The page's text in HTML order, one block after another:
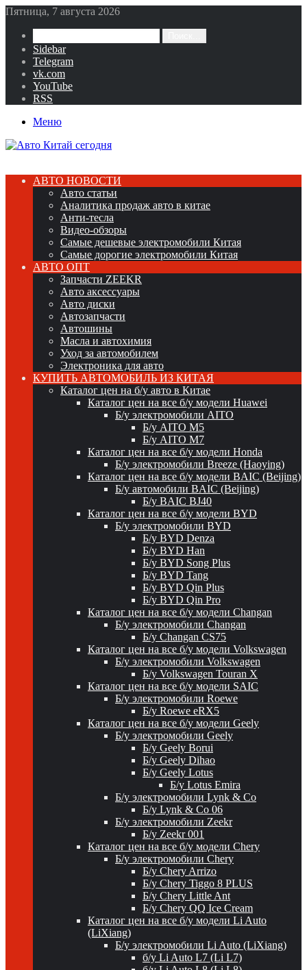
Пятница, 7 августа 2026
Sidebar
Telegram
vk.com
YouTube
RSS
Меню
АВТО НОВОСТИ
Авто статьи
Аналитика продаж авто в китае
Анти-тесла
Видео-обзоры
Самые дешевые электромобили Китая
Самые дорогие электромобили Китая
АВТО ОПТ
Запчасти ZEEKR
Авто аксессуары
Авто диски
Автозапчасти
Автошины
Масла и автохимия
Уход за автомобилем
Электроника для авто
КУПИТЬ АВТОМОБИЛЬ ИЗ КИТАЯ
Каталог цен на б/у авто в Китае
Каталог цен на все б/у модели Huawei
Б/у электромобили AITO
Б/у AITO M5
Б/у AITO M7
Каталог цен на все б/у модели Honda
Б/у электромобили Breeze (Haoying)
Каталог цен на все б/у модели BAIC (Beijing)
Б/у автомобили BAIC (Beijing)
Б/у BAIC BJ40
Каталог цен на все б/у модели BYD
Б/у электромобили BYD
Б/у BYD Denza
Б/у BYD Han
Б/у BYD Song Plus
Б/у BYD Tang
Б/у BYD Qin Plus
Б/у BYD Qin Pro
Каталог цен на все б/у модели Changan
Б/у электромобили Changan
Б/у Changan CS75
Каталог цен на все б/у модели Volkswagen
Б/у электромобили Volkswagen
Б/у Volkswagen Touran X
Каталог цен на все б/у модели SAIC
Б/у электромобили Roewe
Б/у Roewe eRX5
Каталог цен на все б/у модели Geely
Б/у электромобили Geely
Б/у Geely Borui
Б/у Geely Dihao
Б/у Geely Lotus
Б/у Lotus Emira
Б/у электромобили Lynk & Co
Б/у Lynk & Co 06
Б/у электромобили Zeekr
Б/у Zeekr 001
Каталог цен на все б/у модели Chery
Б/у электромобили Chery
Б/у Chery Arrizo
Б/у Chery Tiggo 8 PLUS
Б/у Chery Little Ant
Б/у Chery QQ Ice Cream
Каталог цен на все б/у модели Li Auto
(LiXiang)
Б/у электромобили Li Auto (LiXiang)
б/у Li Auto L7 (Li L7)